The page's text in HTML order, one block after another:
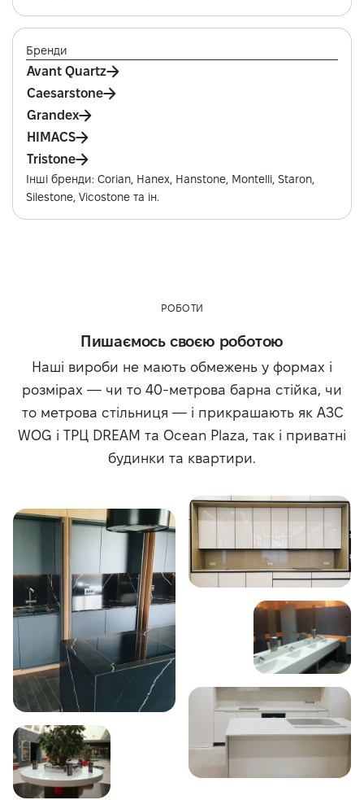
Бренди
Avant Quartz
Caesarstone
Grandex
HIMACS
Tristone
Інші бренди: Corian, Hanex, Hanstone, Montelli, Staron,
Silestone, Vicostone та ін.
РОБОТИ
Пишаємось своєю роботою
Наші вироби не мають обмежень у формах і
розмірах — чи то 40-метрова барна стійка, чи
то метрова стільниця — і прикрашають як АЗС
WOG і ТРЦ DREAM та Ocean Plaza, так і приватні
будинки та квартири.